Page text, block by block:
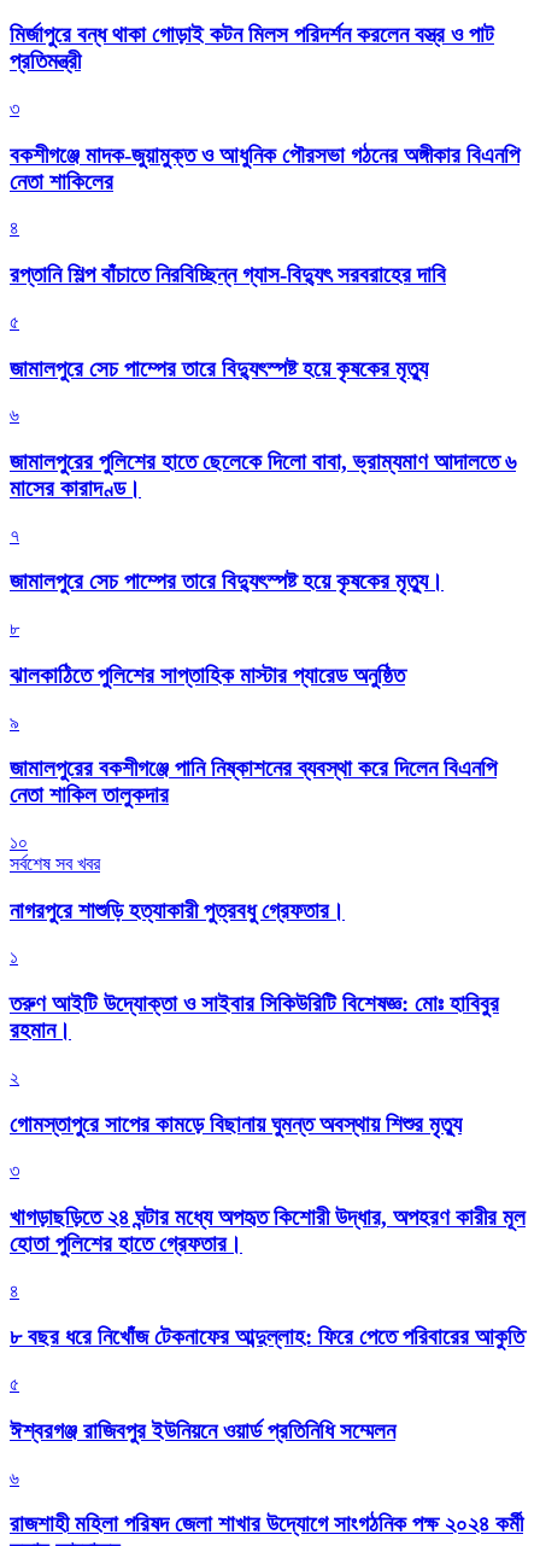
মির্জাপুরে বন্ধ থাকা গোড়াই কটন মিলস পরিদর্শন করলেন বস্ত্র ও পাট
প্রতিমন্ত্রী
৩
বকশীগঞ্জে মাদক-জুয়ামুক্ত ও আধুনিক পৌরসভা গঠনের অঙ্গীকার বিএনপি
নেতা শাকিলের
৪
রপ্তানি শিল্প বাঁচাতে নিরবিচ্ছিন্ন গ্যাস-বিদ্যুৎ সরবরাহের দাবি
৫
জামালপুরে সেচ পাম্পের তারে বিদ্যুৎস্পষ্ট হয়ে কৃষকের মৃত্যু
৬
জামালপুরের পুলিশের হাতে ছেলেকে দিলো বাবা, ভ্রাম্যমাণ আদালতে ৬
মাসের কারাদণ্ড।
৭
জামালপুরে সেচ পাম্পের তারে বিদ্যুৎস্পষ্ট হয়ে কৃষকের মৃত্যু।
৮
‎ঝালকাঠিতে পুলিশের সাপ্তাহিক মাস্টার প্যারেড অনুষ্ঠিত
৯
জামালপুরের বকশীগঞ্জে পানি নিষ্কাশনের ব্যবস্থা করে দিলেন বিএনপি
নেতা শাকিল তালুকদার
১০
সর্বশেষ সব খবর
নাগরপুরে শাশুড়ি হত্যাকারী পুত্রবধু গ্রেফতার।
১
তরুণ আইটি উদ্যোক্তা ও সাইবার সিকিউরিটি বিশেষজ্ঞ: মোঃ হাবিবুর
রহমান।
২
গোমস্তাপুরে সাপের কামড়ে বিছানায় ঘুমন্ত অবস্থায় শিশুর মৃত্যু
৩
খাগড়াছড়িতে ২৪ ঘন্টার মধ্যে অপহৃত কিশোরী উদ্ধার, অপহরণ কারীর মূল
হোতা পুলিশের হাতে গ্রেফতার।
৪
৮ বছর ধরে নিখোঁজ টেকনাফের আব্দুল্লাহ: ফিরে পেতে পরিবারের আকুতি
৫
ঈশ্বরগঞ্জ রাজিবপুর ইউনিয়নে ওয়ার্ড প্রতিনিধি সম্মেলন
৬
রাজশাহী মহিলা পরিষদ জেলা শাখার উদ্যোগে সাংগঠনিক পক্ষ ২০২৪ কর্মী